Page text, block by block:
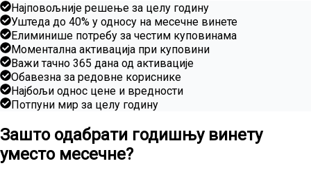
Најповољније решење за целу годину
Уштеда до 40% у односу на месечне винете
Елиминише потребу за честим куповинама
Моментална активација при куповини
Важи тачно 365 дана од активације
Обавезна за редовне кориснике
Најбољи однос цене и вредности
Потпуни мир за целу годину
Зашто одабрати годишњу винету
уместо месечне?